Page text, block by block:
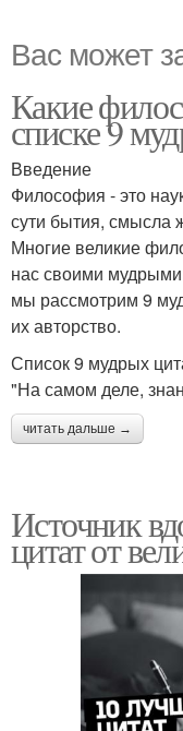
Вас может
Какие
списке 9
Введение
Философия - это
сути бытия, смысла
Многие великие
нас своими
мы рассмотрим 9
их авторство.
Список 9 мудрых
"На самом деле,
читать дальше →
Источник
цитат от